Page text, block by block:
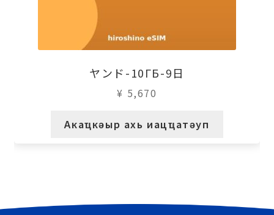
ヤンド-10ГБ-9日
¥ 5,670
Акаҵкәыр ахь иацҵатәуп